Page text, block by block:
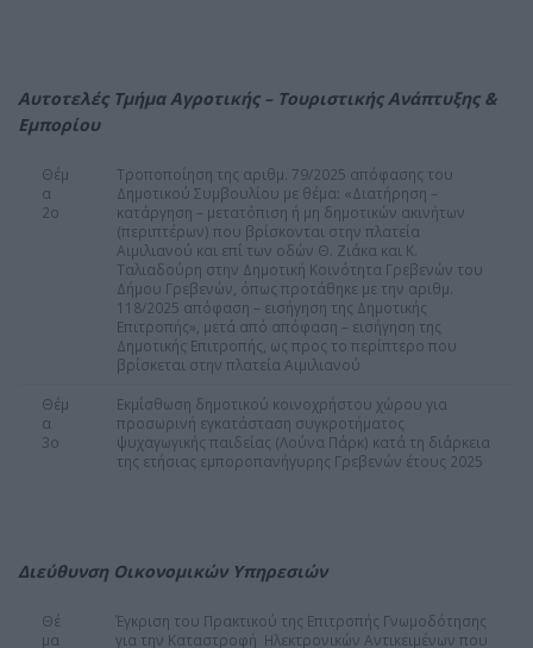
Αυτοτελές Τμήμα Αγροτικής – Τουριστικής Ανάπτυξης &
Εμπορίου
Θέμ
α
2ο
Τροποποίηση της αριθμ. 79/2025 απόφασης του
Δημοτικού Συμβουλίου με θέμα: «Διατήρηση –
κατάργηση – μετατόπιση ή μη δημοτικών ακινήτων
(περιπτέρων) που βρίσκονται στην πλατεία
Αιμιλιανού και επί των οδών Θ. Ζιάκα και Κ.
Ταλιαδούρη στην Δημοτική Κοινότητα Γρεβενών του
Δήμου Γρεβενών, όπως προτάθηκε με την αριθμ.
118/2025 απόφαση – εισήγηση της Δημοτικής
Επιτροπής», μετά από απόφαση – εισήγηση της
Δημοτικής Επιτροπής, ως προς το περίπτερο που
βρίσκεται στην πλατεία Αιμιλιανού
Θέμ
α
3ο
Εκμίσθωση δημοτικού κοινοχρήστου χώρου για
προσωρινή εγκατάσταση συγκροτήματος
ψυχαγωγικής παιδείας (Λούνα Πάρκ) κατά τη διάρκεια
της ετήσιας εμποροπανήγυρης Γρεβενών έτους 2025
Διεύθυνση Οικονομικών Υπηρεσιών
Θέ
μα
Έγκριση του Πρακτικού της Επιτροπής Γνωμοδότησης
για την Καταστροφή Ηλεκτρονικών Αντικειμένων που